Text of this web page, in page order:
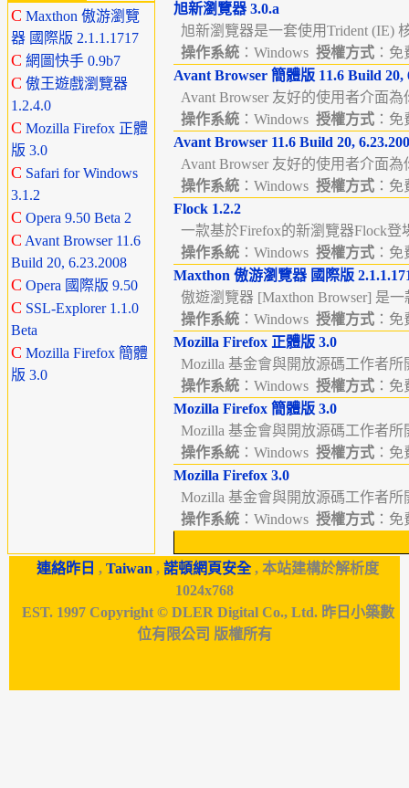
C Maxthon 傲游瀏覽
器 國際版 2.1.1.1717
C 網圖快手 0.9b7
C 傲王遊戲瀏覽器
1.2.4.0
C Mozilla Firefox 正體
版 3.0
C Safari for Windows
3.1.2
C Opera 9.50 Beta 2
C Avant Browser 11.6
Build 20, 6.23.2008
C Opera 國際版 9.50
C SSL-Explorer 1.1.0
Beta
C Mozilla Firefox 簡體
版 3.0
旭新瀏覽器 3.0.a
旭新瀏覽器是一套使用Trident
操作系統 ：Windows 授權方式 ：
Avant Browser 簡體版 11.6 Build 20,
Avant Browser 友好的使用者介面
操作系統 ：Windows 授權方式 ：
Avant Browser 11.6 Build 20,
Avant Browser 友好的使用者介面
操作系統 ：Windows 授權方式 ：
Flock 1.2.2
一款基於Firefox的新瀏覽器Flock
操作系統 ：Windows 授權方式 ：
Maxthon 傲游瀏覽器 國際版
傲遊瀏覽器 [Maxthon Browser] 是
操作系統 ：Windows 授權方式 ：
Mozilla Firefox 正體版 3.0
Mozilla 基金會與開放源碼工作者
操作系統 ：Windows 授權方式 ：
Mozilla Firefox 簡體版 3.0
Mozilla 基金會與開放源碼工作者
操作系統 ：Windows 授權方式 ：
Mozilla Firefox 3.0
Mozilla 基金會與開放源碼工作者
操作系統 ：Windows 授權方式 ：
連絡昨日 , Taiwan , 諾頓網頁安全, 本站建構於解析度
1024x768
EST. 1997 Copyright © DLER Digital Co., Ltd. 昨日小築數
位有限公司 版權所有